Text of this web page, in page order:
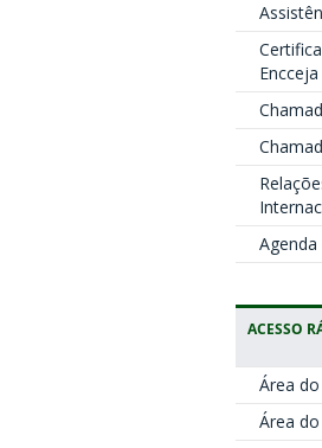
Encceja
ACESSO
Área
Área